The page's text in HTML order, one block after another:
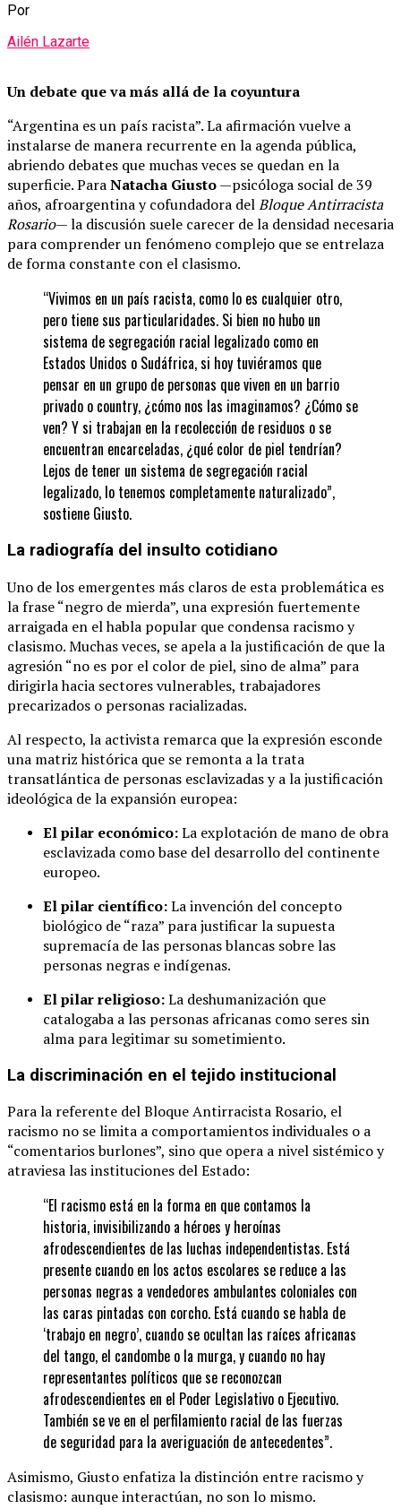
Por
Ailén Lazarte
Un debate que va más allá de la coyuntura
“Argentina es un país racista”. La afirmación vuelve a
instalarse de manera recurrente en la agenda pública,
abriendo debates que muchas veces se quedan en la
superficie. ParaNatacha Giusto—psicóloga social de 39
años, afroargentina y cofundadora delBloque Antirracista
Rosario— la discusión suele carecer de la densidad necesaria
para comprender un fenómeno complejo que se entrelaza
de forma constante con el clasismo.
“Vivimos en un país racista, como lo es cualquier otro,
pero tiene sus particularidades. Si bien no hubo un
sistema de segregación racial legalizado como en
Estados Unidos o Sudáfrica, si hoy tuviéramos que
pensar en un grupo de personas que viven en un barrio
privado o country, ¿cómo nos las imaginamos? ¿Cómo se
ven? Y si trabajan en la recolección de residuos o se
encuentran encarceladas, ¿qué color de piel tendrían?
Lejos de tener un sistema de segregación racial
legalizado, lo tenemos completamente naturalizado”,
sostiene Giusto.
La radiografía del insulto cotidiano
Uno de los emergentes más claros de esta problemática es
la frase “negro de mierda”, una expresión fuertemente
arraigada en el habla popular que condensa racismo y
clasismo. Muchas veces, se apela a la justificación de que la
agresión “no es por el color de piel, sino de alma” para
dirigirla hacia sectores vulnerables, trabajadores
precarizados o personas racializadas.
Al respecto, la activista remarca que la expresión esconde
una matriz histórica que se remonta a la trata
transatlántica de personas esclavizadas y a la justificación
ideológica de la expansión europea:
El pilar económico:La explotación de mano de obra
esclavizada como base del desarrollo del continente
europeo.
El pilar científico:La invención del concepto
biológico de “raza” para justificar la supuesta
supremacía de las personas blancas sobre las
personas negras e indígenas.
El pilar religioso:La deshumanización que
catalogaba a las personas africanas como seres sin
alma para legitimar su sometimiento.
La discriminación en el tejido institucional
Para la referente del Bloque Antirracista Rosario, el
racismo no se limita a comportamientos individuales o a
“comentarios burlones”, sino que opera a nivel sistémico y
atraviesa las instituciones del Estado:
“El racismo está en la forma en que contamos la
historia, invisibilizando a héroes y heroínas
afrodescendientes de las luchas independentistas. Está
presente cuando en los actos escolares se reduce a las
personas negras a vendedores ambulantes coloniales con
las caras pintadas con corcho. Está cuando se habla de
‘trabajo en negro’, cuando se ocultan las raíces africanas
del tango, el candombe o la murga, y cuando no hay
representantes políticos que se reconozcan
afrodescendientes en el Poder Legislativo o Ejecutivo.
También se ve en el perfilamiento racial de las fuerzas
de seguridad para la averiguación de antecedentes”.
Asimismo, Giusto enfatiza la distinción entre racismo y
clasismo: aunque interactúan, no son lo mismo.